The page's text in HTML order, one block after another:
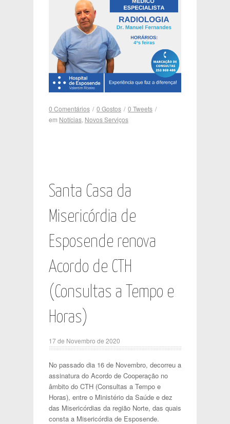
0 Comentários / 0 Gostos / 0 Tweets /
em Notícias, Novos Serviços
Santa Casa da
Misericórdia de
Esposende renova
Acordo de CTH
(Consultas a Tempo e
Horas)
17 de Novembro de 2020
No passado dia 16 de Novembro, decorreu a
assinatura do Acordo de Cooperação no
âmbito do CTH (Consultas a Tempo e
Horas), entre o Ministério da Saúde e dez
das Misericórdias da região Norte, das quais
consta a Misericórdia de Esposende.